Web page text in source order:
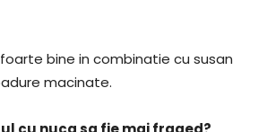
bine in combinatie cu susan
macinate.